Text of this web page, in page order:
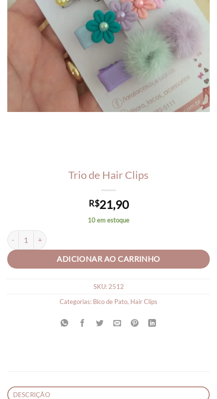
Trio de Hair Clips
R$21,90
10 em estoque
Trio de Hair Clips quantidade
ADICIONAR AO CARRINHO
SKU: 2512
Categorias: Bico de Pato, Hair Clips
DESCRIÇÃO